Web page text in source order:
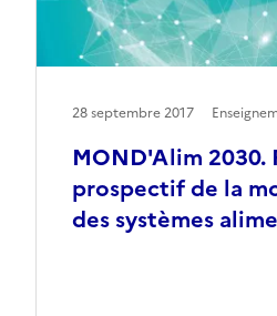
MOND'Alim 2030.
prospectif de la
des systèmes
28 septembre 2017